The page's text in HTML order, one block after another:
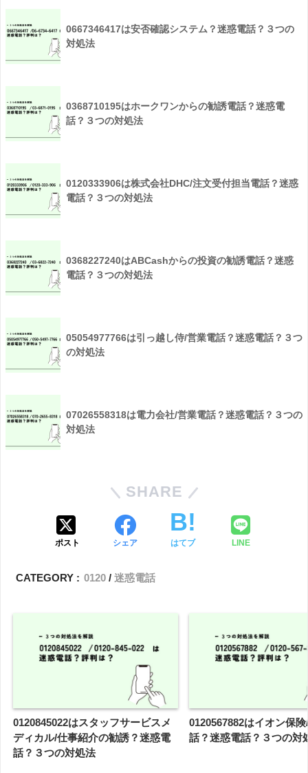
0667346417は安否確認システム？迷惑電話？３つの
対処法
0368710195はホークワンからの勧誘電話？迷惑電
話？３つの対処法
0120333906は株式会社DHC/注文受付担当電話？迷惑
電話？３つの対処法
0368227240はABCashからの投資の勧誘電話？迷惑
電話？３つの対処法
05054977766は引っ越し侍/営業電話？迷惑電話？３つ
の対処法
07026558318は電力会社/営業電話？迷惑電話？３つの
対処法
SHARE
ポスト シェア はてブ LINE
CATEGORY : 0120 迷惑電話
0120845022はスタッフサービスメ
ディカル/仕事紹介の勧誘？迷惑電
話？３つの対処法
0120567882はイオン保
話？迷惑電話？３つの対